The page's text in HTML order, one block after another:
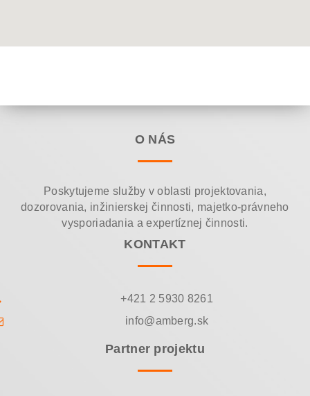
O NÁS
Poskytujeme služby v oblasti projektovania,
dozorovania, inžinierskej činnosti, majetko-právneho
vysporiadania a expertíznej činnosti.
KONTAKT
+421 2 5930 8261
info@amberg.sk
Partner projektu